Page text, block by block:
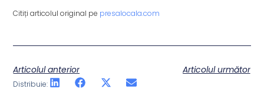
Citiți articolul original pe presalocala.com
Articolul anterior Articolul următor
Distribuie: